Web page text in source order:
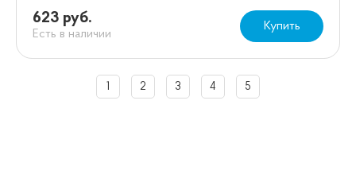
623 руб.
Есть в наличии
Купить
1 2 3 4 5